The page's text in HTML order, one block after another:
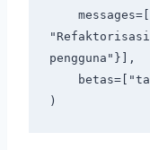
pengguna"}],